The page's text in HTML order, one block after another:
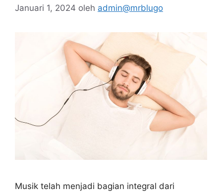
Januari 1, 2024 oleh admin@mrblugo
Musik telah menjadi bagian integral dari